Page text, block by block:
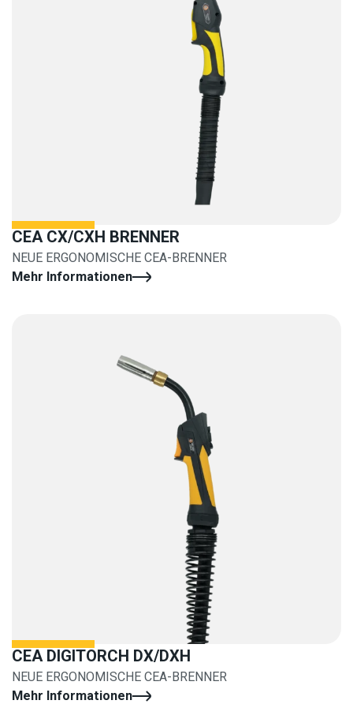
CEA CX/CXH BRENNER
NEUE ERGONOMISCHE CEA-BRENNER
Mehr Informationen
CEA DIGITORCH DX/DXH
NEUE ERGONOMISCHE CEA-BRENNER
Mehr Informationen